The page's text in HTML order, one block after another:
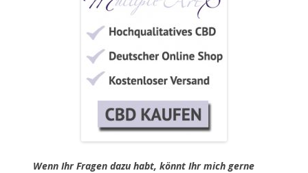
Wenn Ihr Fragen dazu habt, könnt Ihr mich gerne